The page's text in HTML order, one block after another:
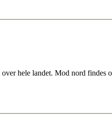
hele landet. Mod nord